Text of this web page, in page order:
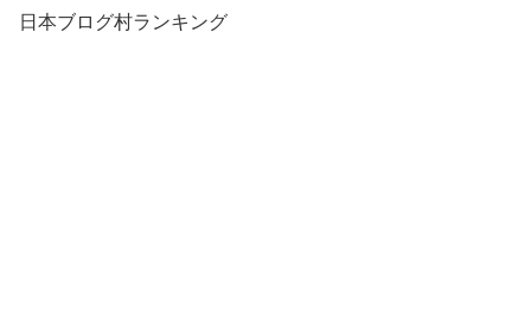
日本ブログ村ランキング